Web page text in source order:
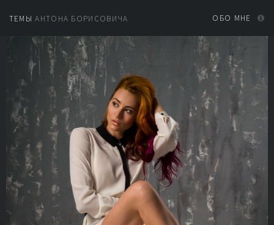
ТЕМЫ АНТОНА БОРИСОВИЧА ОБО МНЕ